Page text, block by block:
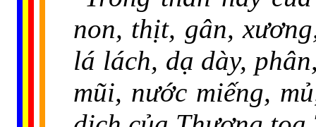
non, thịt, gân,
lá lách, dạ dày,
mũi, nước miếng,